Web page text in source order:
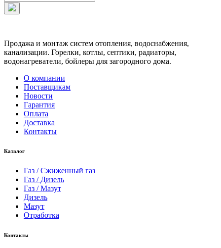
Продажа и монтаж систем отопления, водоснабжения,
канализации. Горелки, котлы, септики, радиаторы,
водонагреватели, бойлеры для загородного дома.
О компании
Поставщикам
Новости
Гарантия
Оплата
Доставка
Контакты
Каталог
Газ / Сжиженный газ
Газ / Дизель
Газ / Мазут
Дизель
Мазут
Отработка
Контакты